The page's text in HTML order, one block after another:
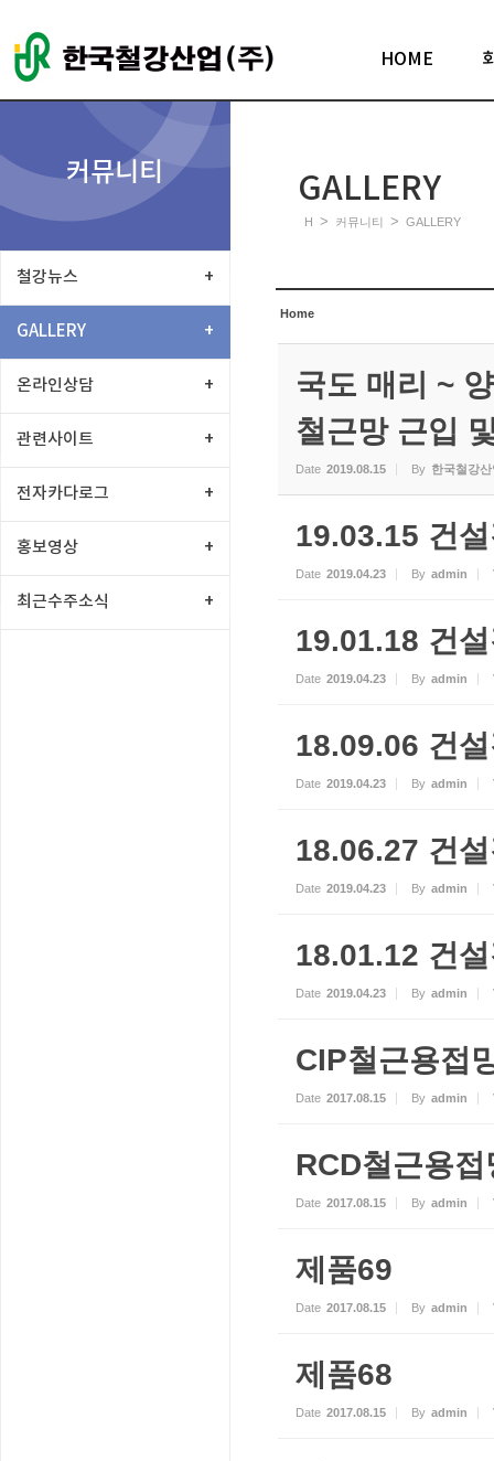
HOME
커뮤니티
철강뉴스 +
GALLERY +
온라인상담 +
관련사이트 +
전자카다로그 +
홍보영상 +
최근수주소식 +
GALLERY
H > 커뮤니티 > GALLERY
Home
국도 매리 ~
철근망 근입
Date 2019.08.15 By 한국철강산
19.03.15 건
Date 2019.04.23 By admin
19.01.18 건
Date 2019.04.23 By admin
18.09.06 건
Date 2019.04.23 By admin
18.06.27 건
Date 2019.04.23 By admin
18.01.12 건
Date 2019.04.23 By admin
CIP철근용접
Date 2017.08.15 By admin
RCD철근용접
Date 2017.08.15 By admin
제품69
Date 2017.08.15 By admin
제품68
Date 2017.08.15 By admin
Sketchbook5, 스케치북5
Sketchbook5, 스케치북5